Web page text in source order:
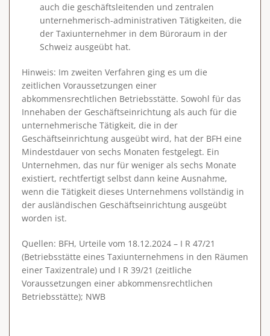
auch die geschäftsleitenden und zentralen
unternehmerisch-administrativen Tätigkeiten, die
der Taxiunternehmer in dem Büroraum in der
Schweiz ausgeübt hat.
Hinweis: Im zweiten Verfahren ging es um die
zeitlichen Voraussetzungen einer
abkommensrechtlichen Betriebsstätte. Sowohl für das
Innehaben der Geschäftseinrichtung als auch für die
unternehmerische Tätigkeit, die in der
Geschäftseinrichtung ausgeübt wird, hat der BFH eine
Mindestdauer von sechs Monaten festgelegt. Ein
Unternehmen, das nur für weniger als sechs Monate
existiert, rechtfertigt selbst dann keine Ausnahme,
wenn die Tätigkeit dieses Unternehmens vollständig in
der ausländischen Geschäftseinrichtung ausgeübt
worden ist.
Quellen: BFH, Urteile vom 18.12.2024 – I R 47/21
(Betriebsstätte eines Taxiunternehmens in den Räumen
einer Taxizentrale) und I R 39/21 (zeitliche
Voraussetzungen einer abkommensrechtlichen
Betriebsstätte); NWB